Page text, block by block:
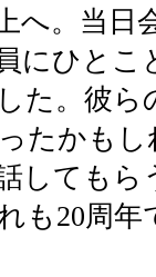
へ。当日
にひと
た。彼ら
たかも
しても
も20周